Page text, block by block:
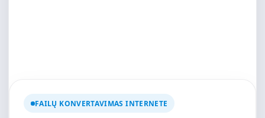
FAILŲ KONVERTAVIMAS INTERNETE